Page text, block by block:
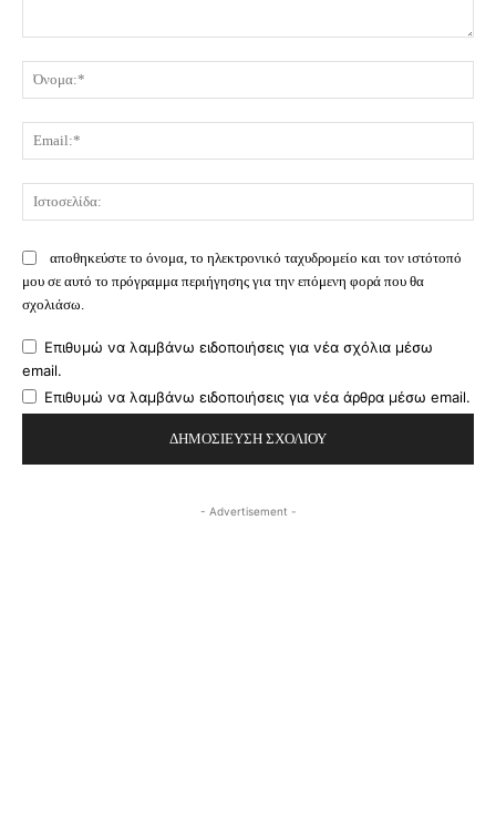
αποθηκεύστε το όνομα, το ηλεκτρονικό ταχυδρομείο και τον ιστότοπό
μου σε αυτό το πρόγραμμα περιήγησης για την επόμενη φορά που θα
σχολιάσω.
Επιθυμώ να λαμβάνω ειδοποιήσεις για νέα σχόλια μέσω
email.
Επιθυμώ να λαμβάνω ειδοποιήσεις για νέα άρθρα μέσω email.
- Advertisement -